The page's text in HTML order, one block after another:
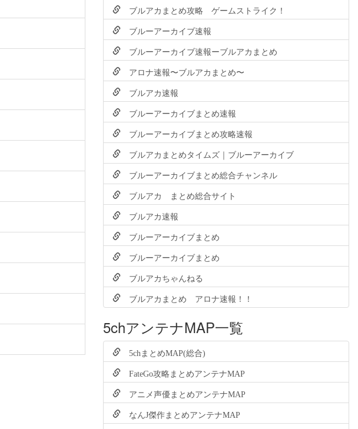
ブルアカまとめ攻略 ゲームストライク！
ブルーアーカイブ速報
ブルーアーカイブ速報ーブルアカまとめ
アロナ速報〜ブルアカまとめ〜
ブルアカ速報
ブルーアーカイブまとめ速報
ブルーアーカイブまとめ攻略速報
ブルアカまとめタイムズ｜ブルーアーカイブ
ブルーアーカイブまとめ総合チャンネル
ブルアカ まとめ総合サイト
ブルアカ速報
ブルーアーカイブまとめ
ブルーアーカイブまとめ
ブルアカちゃんねる
ブルアカまとめ アロナ速報！！
5chアンテナMAP一覧
5chまとめMAP(総合)
FateGo攻略まとめアンテナMAP
アニメ声優まとめアンテナMAP
なんJ傑作まとめアンテナMAP